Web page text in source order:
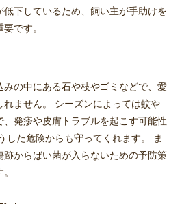
下しているため、飼い主が手助けを
です。
みの中にある石や枝やゴミなどで、愛
ません。 シーズンによっては蚊や
、発疹や皮膚トラブルを起こす可能性
した危険からも守ってくれます。 ま
跡からばい菌が入らないための予防策